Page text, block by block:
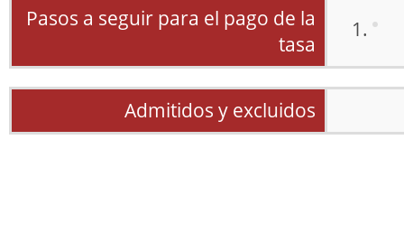
Pasos a seguir para el pago de la
tasa
Admitidos y excluidos